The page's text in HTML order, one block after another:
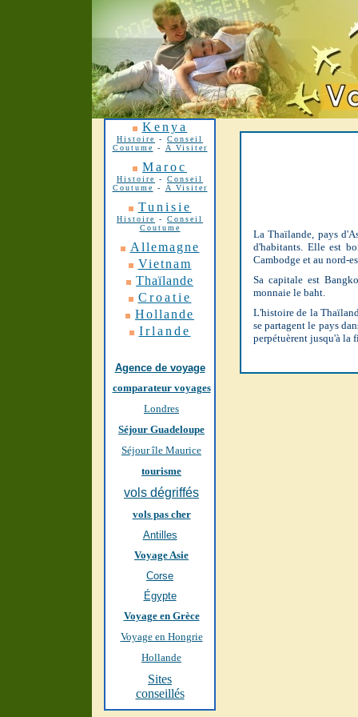
Kenya
Histoire -
Conseil
Coutume
- A Visiter
Maroc
Histoire - Conseil
Coutume
- A Visiter
Tunisie
Histoire - Conseil
Coutume
Allemagne
Vietnam
Thaïlande
Croatie
Hollande
Irlande
Agence de voyage
comparateur voyages
Londres
Séjour Guadeloupe
Séjour île Maurice
tourisme
vols dégriffés
vols pas cher
Antilles
Voyage Asie
Corse
Égypte
Voyage en Grèce
Voyage en Hongrie
Hollande
Sites
conseillés
La Thaïlande, pays
d'habitants. Elle est
Cambodge et au nord-
Sa capitale est
monnaie le baht.
L'histoire de la
se partagent le pays
perpétuèrent jusqu'à la